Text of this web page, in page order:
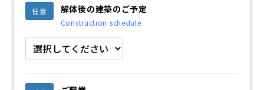
任意 解体後の建築のご予定
Construction schedule